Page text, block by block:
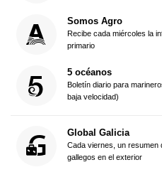
Somos Agro
Recibe cada miércoles la
primario
5 océanos
Boletín diario para
baja velocidad)
Global Galicia
Cada viernes, un resumen
gallegos en el exterior